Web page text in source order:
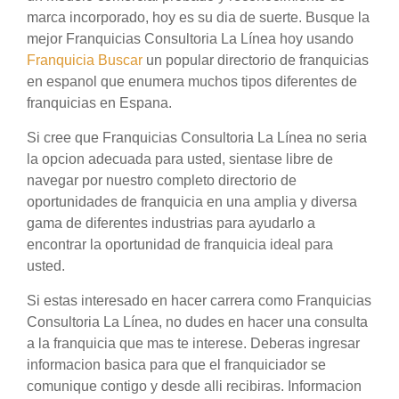
marca incorporado, hoy es su dia de suerte. Busque la
mejor Franquicias Consultoria La Línea hoy usando
Franquicia Buscar un popular directorio de franquicias
en espanol que enumera muchos tipos diferentes de
franquicias en Espana.
Si cree que Franquicias Consultoria La Línea no seria
la opcion adecuada para usted, sientase libre de
navegar por nuestro completo directorio de
oportunidades de franquicia en una amplia y diversa
gama de diferentes industrias para ayudarlo a
encontrar la oportunidad de franquicia ideal para
usted.
Si estas interesado en hacer carrera como Franquicias
Consultoria La Línea, no dudes en hacer una consulta
a la franquicia que mas te interese. Deberas ingresar
informacion basica para que el franquiciador se
comunique contigo y desde alli recibiras. Informacion